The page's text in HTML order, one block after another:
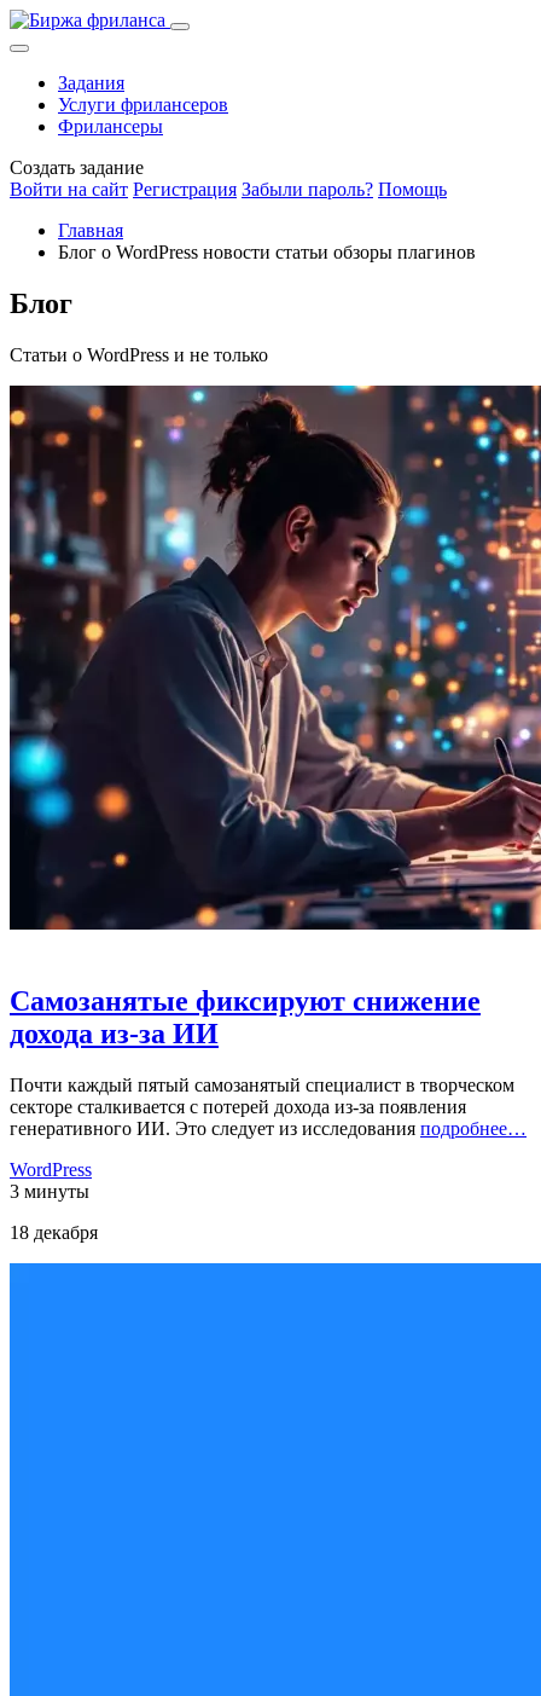
Задания
Услуги фрилансеров
Фрилансеры
Создать задание
Войти на сайт Регистрация Забыли пароль? Помощь
Главная
Блог о WordPress новости статьи обзоры плагинов
Блог
Статьи о WordPress и не только
Самозанятые фиксируют снижение
дохода из-за ИИ
Почти каждый пятый самозанятый специалист в творческом
секторе сталкивается с потерей дохода из-за появления
генеративного ИИ. Это следует из исследования подробнее…
WordPress
3 минуты
18 декабря